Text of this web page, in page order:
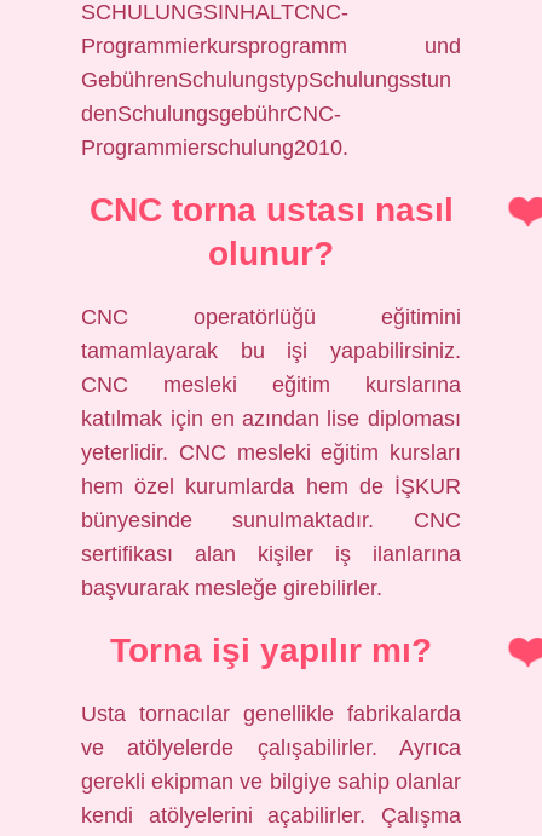
SCHULUNGSINHALTCNC-
Programmierkursprogramm und
GebührenSchulungstypSchulungsstun
denSchulungsgebührCNC-
Programmierschulung2010.
CNC torna ustası nasıl
olunur?
CNC operatörlüğü eğitimini
tamamlayarak bu işi yapabilirsiniz.
CNC mesleki eğitim kurslarına
katılmak için en azından lise diploması
yeterlidir. CNC mesleki eğitim kursları
hem özel kurumlarda hem de İŞKUR
bünyesinde sunulmaktadır. CNC
sertifikası alan kişiler iş ilanlarına
başvurarak mesleğe girebilirler.
Torna işi yapılır mı?
Usta tornacılar genellikle fabrikalarda
ve atölyelerde çalışabilirler. Ayrıca
gerekli ekipman ve bilgiye sahip olanlar
kendi atölyelerini açabilirler. Çalışma